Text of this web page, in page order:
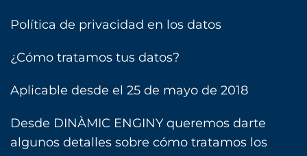
Política de privacidad en los datos
¿Cómo tratamos tus datos?
Aplicable desde el 25 de mayo de 2018
Desde DINÀMIC ENGINY queremos darte
algunos detalles sobre cómo tratamos los